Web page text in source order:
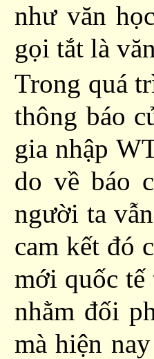
như văn
gọi tắt là
Trong quá
thông báo
gia nhập
do về báo
người ta
cam kết đó
mới quốc tế
nhằm đối
mà hiện